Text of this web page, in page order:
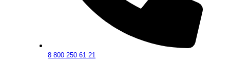
8 800 250 61 21